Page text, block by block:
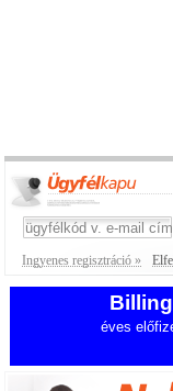
Ingyenes regisztráció »
éves